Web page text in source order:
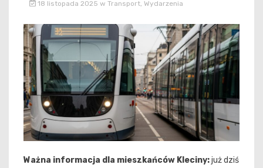
18 listopada 2025 w Transport, Wydarzenia
Ważna informacja dla mieszkańców Kleciny:już dziś